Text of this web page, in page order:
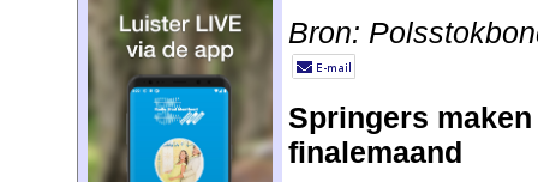
Bron:
Springers
finalemaand